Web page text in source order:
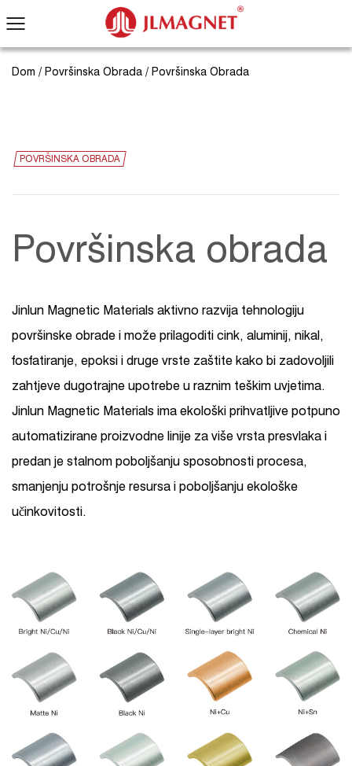
Dom / Površinska Obrada / Površinska Obrada
POVRŠINSKA OBRADA
Površinska obrada
Jinlun Magnetic Materials aktivno razvija tehnologiju
površinske obrade i može prilagoditi cink, aluminij, nikal,
fosfatiranje, epoksi i druge vrste zaštite kako bi zadovoljili
zahtjeve dugotrajne upotrebe u raznim teškim uvjetima.
Jinlun Magnetic Materials ima ekološki prihvatljive potpuno
automatizirane proizvodne linije za više vrsta presvlaka i
predan je stalnom poboljšanju sposobnosti procesa,
smanjenju potrošnje resursa i poboljšanju ekološke
učinkovitosti.